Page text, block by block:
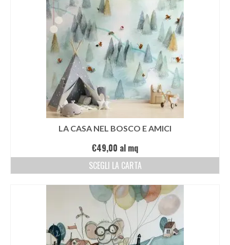
LA CASA NEL BOSCO E AMICI
€49,00 al mq
SCEGLI LA CARTA